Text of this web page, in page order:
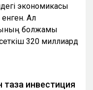
экономикасы
енген. Ал
болжамы
320 миллиард
инвестиция